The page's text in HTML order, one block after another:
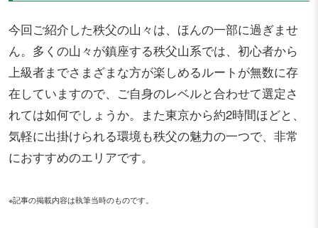
今回ご紹介した秩父の山々は、ほんの一部に過ぎませ
ん。多くの山々が鎮座する秩父山系では、初心者から
上級者までさまざまな方が楽しめるルートが無数に存
在していますので、ご自身のレベルと合わせて選定さ
れては如何でしょうか。また東京から約2時間ほどと、
気軽に出掛けられる環境も秩父の魅力の一つで、非常
におすすめのエリアです。
※記事の掲載内容は執筆当時のものです。